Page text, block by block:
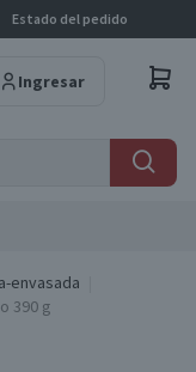
Estado del pedido
Ingresar
envasada
390 g